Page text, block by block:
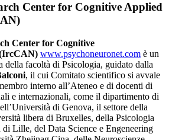
Center for Cognitive Applied
Center for Cognitive
www.psychoneuronet.com è un
della facoltà di Psicologia, guidato dalla
, il cui Comitato scientifico si avvale
interno all’Ateneo e di docenti di
e internazionali, come il dipartimento di
di Genova, il settore della
libera di Bruxelles, della Psicologia
Lille, del Data Science e Engeneering